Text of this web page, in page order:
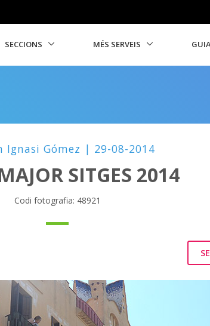
SECCIONS MÉS SERVEIS
Ignasi Gómez | 29-08-2014
SITGES 2014
Codi fotografia: 48921